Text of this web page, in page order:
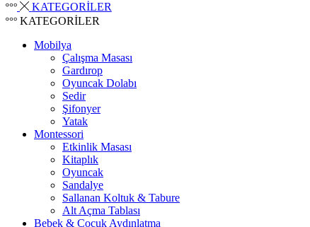
KATEGORİLER
KATEGORİLER
Mobilya
Çalışma Masası
Gardırop
⁠Oyuncak Dolabı
Sedir
Şifonyer
Yatak
Montessori
Etkinlik Masası
Kitaplık
Oyuncak
Sandalye
Sallanan Koltuk & Tabure
Alt Açma Tablası
Bebek & Çocuk Aydınlatma